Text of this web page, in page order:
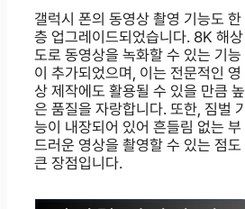
갤럭시 폰의 동영상 촬영 기능도 한
층 업그레이드되었습니다. 8K 해상
도로 동영상을 녹화할 수 있는 기능
이 추가되었으며, 이는 전문적인 영
상 제작에도 활용될 수 있을 만큼 높
은 품질을 자랑합니다. 또한, 짐벌 기
능이 내장되어 있어 흔들림 없는 부
드러운 영상을 촬영할 수 있는 점도
큰 장점입니다.